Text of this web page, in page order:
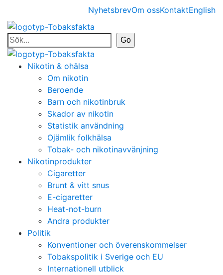
NyhetsbrevOm ossKontaktEnglish
Nikotin & ohälsa
Om nikotin
Beroende
Barn och nikotinbruk
Skador av nikotin
Statistik användning
Ojämlik folkhälsa
Tobak- och nikotinavvänjning
Nikotinprodukter
Cigaretter
Brunt & vitt snus
E-cigaretter
Heat-not-burn
Andra produkter
Politik
Konventioner och överenskommelser
Tobakspolitik i Sverige och EU
Internationell utblick